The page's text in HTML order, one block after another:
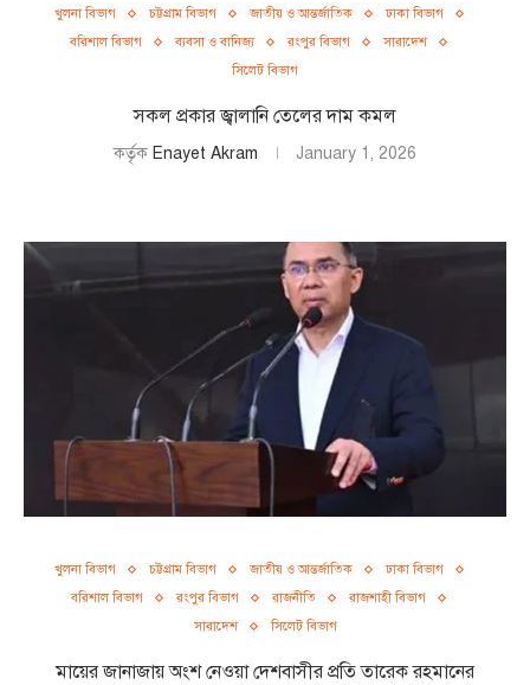
খুলনা বিভাগ চট্টগ্রাম বিভাগ জাতীয় ও আন্তর্জাতিক
ঢাকা বিভাগ
বরিশাল বিভাগ
ব্যবসা ও বানিজ্য রংপুর বিভাগ
সারাদেশ
সিলেট বিভাগ
সকল প্রকার জ্বালানি তেলের দাম কমল
কর্তৃক Enayet Akram January 1, 2026
খুলনা বিভাগ চট্টগ্রাম বিভাগ জাতীয় ও আন্তর্জাতিক
ঢাকা বিভাগ
বরিশাল বিভাগ
রংপুর বিভাগ রাজনীতি
রাজশাহী বিভাগ
সারাদেশ
সিলেট বিভাগ
মায়ের জানাজায় অংশ নেওয়া দেশবাসীর প্রতি তারেক রহমানের